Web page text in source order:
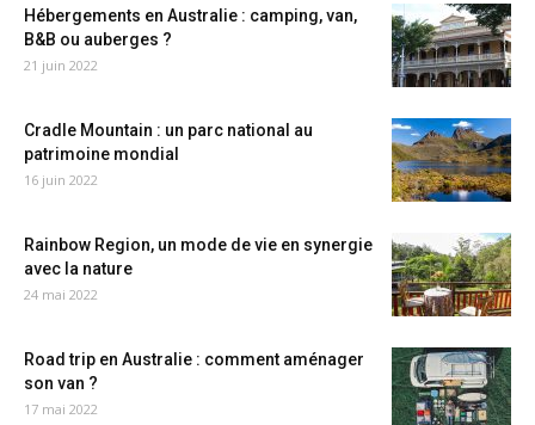
Hébergements en Australie : camping, van,
B&B ou auberges ?
21 juin 2022
Cradle Mountain : un parc national au
patrimoine mondial
16 juin 2022
Rainbow Region, un mode de vie en synergie
avec la nature
24 mai 2022
Road trip en Australie : comment aménager
son van ?
17 mai 2022